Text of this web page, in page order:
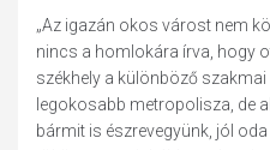
„Az igazán okos várost nem
nincs a homlokára írva, hogy
székhely a különböző szakmai
legokosabb metropolisza, de
bármit is észrevegyünk, jól